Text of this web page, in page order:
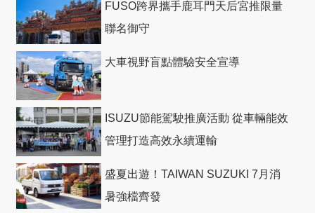
FUSO跨界攜手鹿耳門天后宮推限量
聯名御守
大車視野盲點體驗安全宣導
ISUZU節能駕駛推廣活動 從車輛能效
管理打造高效永續運輸
盛夏出遊！TAIWAN SUZUKI 7月消
暑強檔齊發